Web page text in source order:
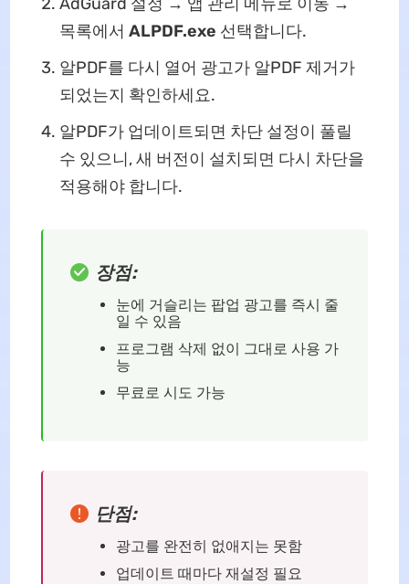
목록에서 ALPDF.exe 선택합니다.
알PDF를 다시 열어 광고가 알PDF 제거가
되었는지 확인하세요.
알PDF가 업데이트되면 차단 설정이 풀릴
수 있으니, 새 버전이 설치되면 다시 차단을
적용해야 합니다.
장점:
눈에 거슬리는 팝업 광고를 즉시 줄
일 수 있음
프로그램 삭제 없이 그대로 사용 가
능
무료로 시도 가능
단점:
광고를 완전히 없애지는 못함
업데이트 때마다 재설정 필요